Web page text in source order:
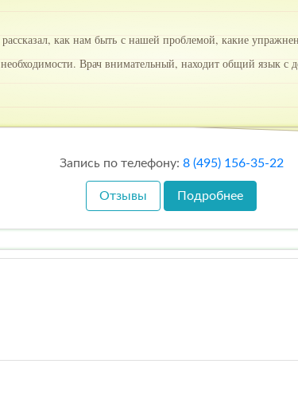
как нам быть с нашей проблемой, какие
Врач внимательный, находит общий язык с
Запись по телефону: 8 (495) 156-35-22
Отзывы Подробнее